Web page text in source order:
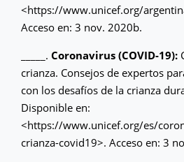
<https://www.unicef.org/
Acceso en: 3 nov. 2020b.
_____. Coronavirus (COVID-19):
crianza. Consejos de expertos
con los desafíos de la crianza
Disponible en:
<https://www.unicef.org/es/
crianza-covid19>. Acceso en: 3